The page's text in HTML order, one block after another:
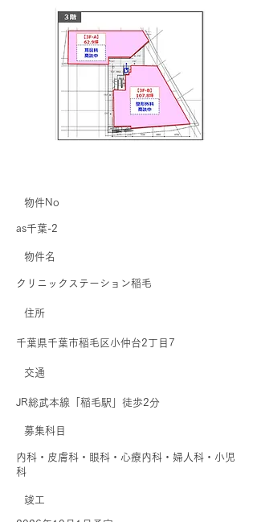
物件No
as千葉-2
​物件名
クリニックステーション稲毛
住所
千葉県千葉市稲毛区小仲台2丁目7
交通
JR総武本線「稲毛駅」徒歩2分
募集科目
内科・皮膚科・眼科・心療内科・婦人科・小児
科
​竣工